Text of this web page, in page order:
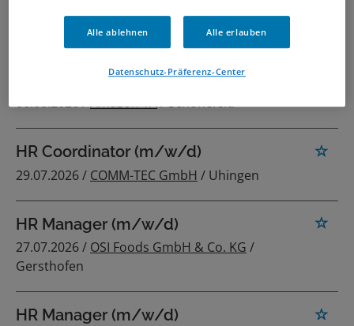
07.08.2026 /Stabstelle Personal (m/w/d) Teilzeit
/ Mönchengladbach
06.08.2026 /Amazon TA/ Schönefeld
HR Coordinator (m/w/d)
29.07.2026 / COMM-TEC GmbH / Uhingen
HR Manager (m/w/d)
27.07.2026 / OSI Foods GmbH & Co. KG /
Gersthofen
HR Manager (m/w/d)
Alle ablehnen Alle erlauben
Datenschutz-Präferenz-Center